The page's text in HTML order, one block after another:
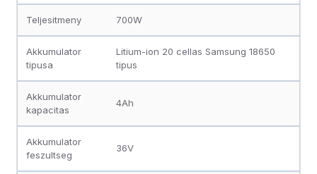
Teljesitmeny 700W
Akkumulator
tipusa
Litium-ion 20 cellas Samsung 18650
tipus
Akkumulator
kapacitas
4Ah
Akkumulator
feszultseg
36V